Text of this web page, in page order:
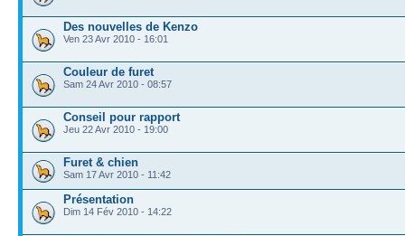
Des nouvelles de Kenzo
Ven 23 Avr 2010 - 16:01
Couleur de furet
Sam 24 Avr 2010 - 08:57
Conseil pour rapport
Jeu 22 Avr 2010 - 19:00
Furet & chien
Sam 17 Avr 2010 - 11:42
Présentation
Dim 14 Fév 2010 - 14:22